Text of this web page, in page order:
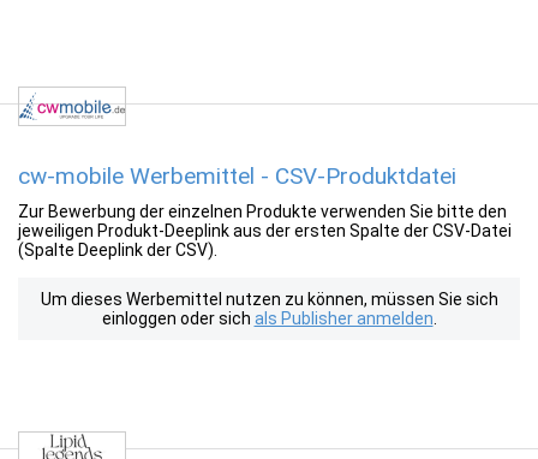
cw-mobile Werbemittel - CSV-Produktdatei
Zur Bewerbung der einzelnen Produkte verwenden Sie bitte den
jeweiligen Produkt-Deeplink aus der ersten Spalte der CSV-Datei
(Spalte Deeplink der CSV).
Um dieses Werbemittel nutzen zu können, müssen Sie sich
einloggen oder sich als Publisher anmelden